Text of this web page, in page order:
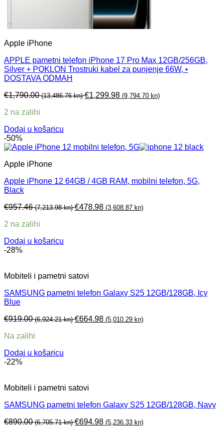
Apple iPhone
APPLE pametni telefon iPhone 17 Pro Max 12GB/256GB,
Silver + POKLON Trostruki kabel za punjenje 66W, •
DOSTAVA ODMAH
€1,790.00 (13,486.76 kn) €1,299.98 (9,794.70 kn)
2 na zalihi
Dodaj u košaricu
-50%
Apple iPhone
Apple iPhone 12 64GB / 4GB RAM, mobilni telefon, 5G,
Black
€957.46 (7,213.98 kn) €478.98 (3,608.87 kn)
2 na zalihi
Dodaj u košaricu
-28%
Mobiteli i pametni satovi
SAMSUNG pametni telefon Galaxy S25 12GB/128GB, Icy
Blue
€919.00 (6,924.21 kn) €664.98 (5,010.29 kn)
Na zalihi
Dodaj u košaricu
-22%
Mobiteli i pametni satovi
SAMSUNG pametni telefon Galaxy S25 12GB/128GB, Navy
€890.00 (6,705.71 kn) €694.98 (5,236.33 kn)